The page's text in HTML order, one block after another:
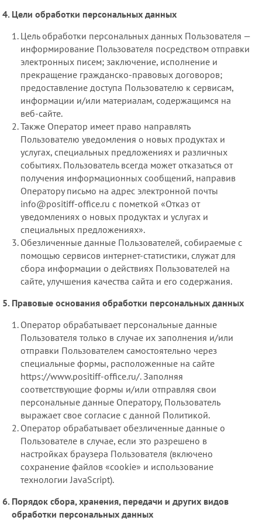
Цели обработки персональных данных
Цель обработки персональных данных Пользователя —
информирование Пользователя посредством отправки
электронных писем; заключение, исполнение и
прекращение гражданско-правовых договоров;
предоставление доступа Пользователю к сервисам,
информации и/или материалам, содержащимся на
веб-сайте.
Также Оператор имеет право направлять
Пользователю уведомления о новых продуктах и
услугах, специальных предложениях и различных
событиях. Пользователь всегда может отказаться от
получения информационных сообщений, направив
Оператору письмо на адрес электронной почты
info@positiff-office.ru с пометкой «Отказ от
уведомлениях о новых продуктах и услугах и
специальных предложениях».
Обезличенные данные Пользователей, собираемые с
помощью сервисов интернет-статистики, служат для
сбора информации о действиях Пользователей на
сайте, улучшения качества сайта и его содержания.
Правовые основания обработки персональных данных
Оператор обрабатывает персональные данные
Пользователя только в случае их заполнения и/или
отправки Пользователем самостоятельно через
специальные формы, расположенные на сайте
https://www.positiff-office.ru/. Заполняя
соответствующие формы и/или отправляя свои
персональные данные Оператору, Пользователь
выражает свое согласие с данной Политикой.
Оператор обрабатывает обезличенные данные о
Пользователе в случае, если это разрешено в
настройках браузера Пользователя (включено
сохранение файлов «cookie» и использование
технологии JavaScript).
Порядок сбора, хранения, передачи и других видов
обработки персональных данных